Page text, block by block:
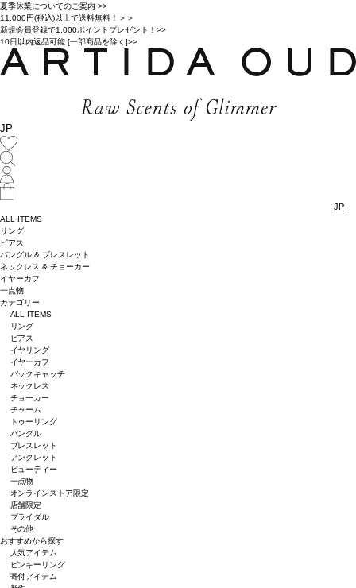
夏季休業についてのご案内 >>
11,000円(税込)以上で送料無料！＞＞
新規会員登録で1,000ポイントプレゼント！>>
10日以内返品可能 [一部商品を除く]>>
JP
JP
ALL ITEMS
リング
ピアス
バングル & ブレスレット
ネックレス & チョーカー
イヤーカフ
一点物
カテゴリー
ALL ITEMS
リング
ピアス
イヤリング
イヤーカフ
バックキャッチ
ネックレス
チョーカー
チャーム
トゥーリング
バングル
ブレスレット
アンクレット
ビューティー
一点物
オンラインストア限定
店舗限定
ブライダル
その他
おすすめから探す
人気アイテム
ピンキーリング
寄付アイテム